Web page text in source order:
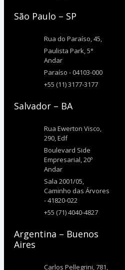
São Paulo – SP
Rua do Paraíso, 45,
Paulista Park, 5°
Andar
Paraíso - 04103-000
+55 (11) 3177-3177
Salvador – BA
Rua Ewerton Visco,
290, Edf
Boulevard Side
Empresarial, 20º
Andar
Sala 2001/05,
Caminho das Árvores
- 41820-022
+55 (71) 4040-4827
Argentina – Buenos
Aires
Carlos Pellegrini, 781,